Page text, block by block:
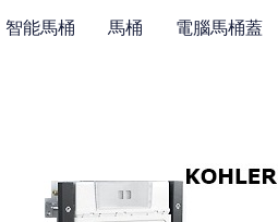
智能馬桶 馬桶 電腦馬桶蓋